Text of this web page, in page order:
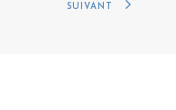
SUIVANT